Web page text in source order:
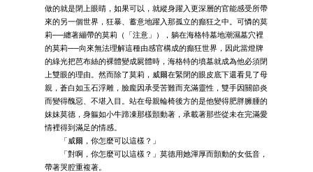
做的就是閉上眼睛，如果可以，就縱身躍入更深層的官能感受所帶
來的另一個世界，狂暴、蓄意地躍入那孤立的癲狂之中。可憐的莫
莉──纏著繃帶的莫莉（「注意」），躺在海格特墓地潮濕墓穴裡
的莫莉──向來無法理解這種由感官構成的癲狂世界，因此當燈牌
的綠光把芭布絲的裸體變成屍體時，海格特的墳墓就成為他必須閉
上雙眼的理由。然而除了莫莉，威爾在緊閉的眼皮底下還看見了母
親，蒼白如玉石浮雕，臉龐因承受苦難而充滿靈性，雙手因關節炎
而變得醜惡、不堪入目。站在母親輪椅後方的是他變得肥胖臃腫的
妹妹莫德，身軀如小牛蹄凍那樣顫動著，承載著那些從未在完滿愛
情裡得到滿足的情感。
「威爾，你怎麼可以這樣？」
「對啊，你怎麼可以這樣？」莫德用她渾厚而顫動的女低音，
帶著哭腔重複著。